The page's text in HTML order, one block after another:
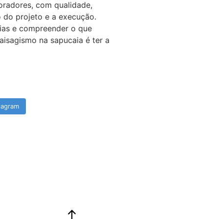
com qualidade,
do projeto e a execução.
e compreender o que
na sapucaia é ter a